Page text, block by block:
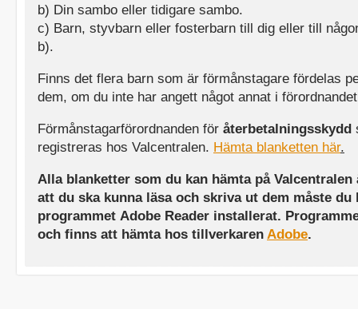
b) Din sambo eller tidigare sambo.
c) Barn, styvbarn eller fosterbarn till dig eller till
b).
Finns det flera barn som är förmånstagare fördelas
dem, om du inte har angett något annat i
Förmånstagarförordnanden för återbetalningsskydd
registreras hos Valcentralen. Hämta blanketten här.
Alla blanketter som du kan hämta på
att du ska kunna läsa och skriva ut dem måste du
programmet Adobe Reader installerat.
och finns att hämta hos tillverkaren Adobe.